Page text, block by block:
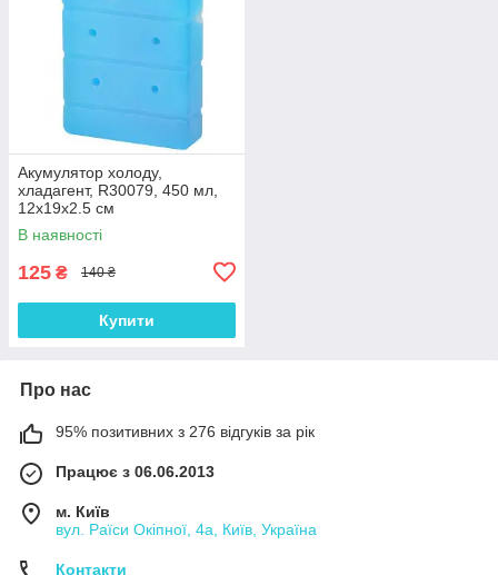
Акумулятор холоду,
хладагент, R30079, 450 мл,
12х19х2.5 см
В наявності
125 ₴ 140 ₴
Купити
Про нас
95% позитивних з 276 відгуків за рік
Працює з 06.06.2013
м. Київ
вул. Раїси Окіпної, 4а, Київ, Україна
Контакти